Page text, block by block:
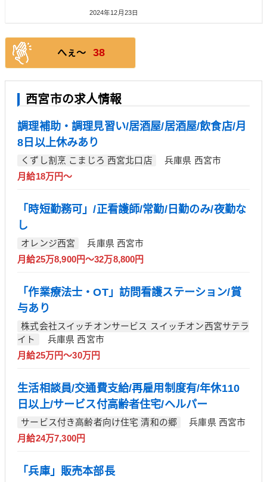
2024年12月23日
へぇ〜 38
西宮市の求人情報
調理補助・調理見習い/居酒屋/居酒屋/飲食店/月
8日以上休みあり
くずし割烹 こまじろ 西宮北口店
兵庫県 西宮市
月給18万円～
「時短勤務可」/正看護師/常勤/日勤のみ/夜勤な
し
オレンジ西宮
兵庫県 西宮市
月給25万8,900円～32万8,800円
「作業療法士・OT」訪問看護ステーション/賞
与あり
株式会社スイッチオンサービス スイッチオン西宮サテラ
イト
兵庫県 西宮市
月給25万円～30万円
生活相談員/交通費支給/再雇用制度有/年休110
日以上/サービス付高齢者住宅/ヘルパー
サービス付き高齢者向け住宅 清和の郷
兵庫県 西宮市
月給24万7,300円
「兵庫」販売本部長